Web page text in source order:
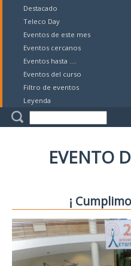
Destacado
Teleco Day
Eventos de este mes
Eventos cercanos
Eventos hasta ....
Eventos del curso
Filtro de eventos
Leyenda
EVENTO
¡